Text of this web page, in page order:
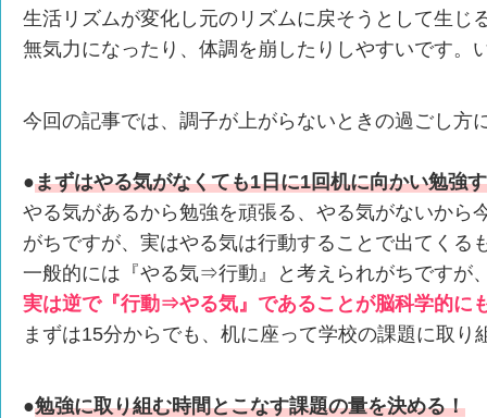
生活リズムが変化し元のリズムに戻そうとして生じ
無気力になったり、体調を崩したりしやすいです
今回の記事では、調子が上がらないときの過ごし方
●まずはやる気がなくても1日に1回机に向かい勉強
やる気があるから勉強を頑張る、やる気がないから
がちですが、実はやる気は行動することで出てくる
一般的には『やる気⇒行動』と考えられがちですが
実は逆で『行動⇒やる気』であることが脳科学的に
まずは15分からでも、机に座って学校の課題に取り
●勉強に取り組む時間とこなす課題の量を決める！